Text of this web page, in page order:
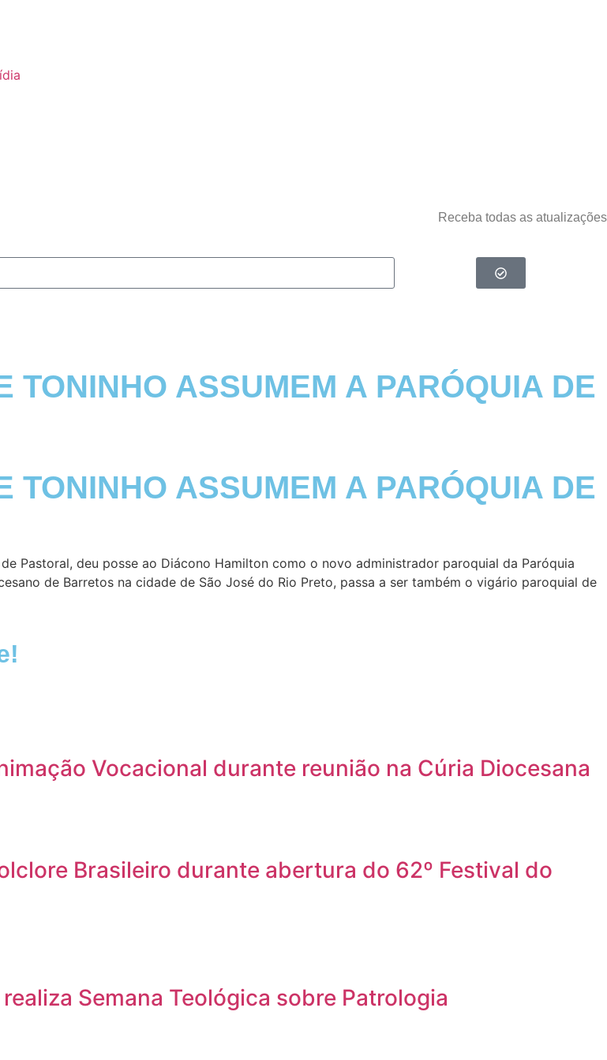
Receba todas as atualizações
TONINHO ASSUMEM A PARÓQUIA DE
TONINHO ASSUMEM A PARÓQUIA DE
Pastoral, deu posse ao Diácono Hamilton como o novo administrador paroquial da Paróquia
de Barretos na cidade de São José do Rio Preto, passa a ser também o vigário paroquial de
Vocacional durante reunião na Cúria Diocesana
Brasileiro durante abertura do 62º Festival do
Semana Teológica sobre Patrologia